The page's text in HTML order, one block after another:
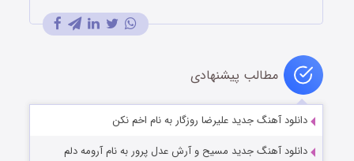
مطالب پیشنهادی
دانلود آهنگ جدید علیرضا روزگار به نام اخم نکن
دانلود آهنگ جدید مسیح و آرش عدل پرور به نام آرومه دلم